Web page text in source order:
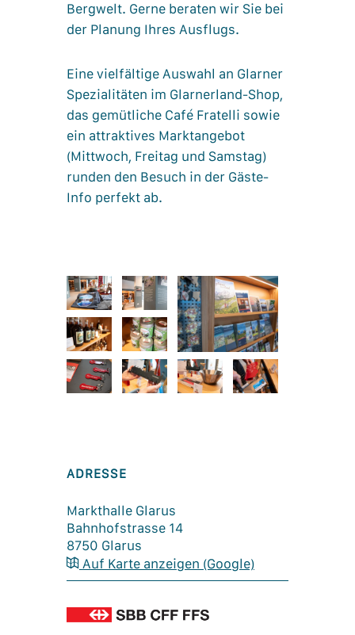
Bergwelt. Gerne beraten wir Sie bei
der Planung Ihres Ausflugs.
Eine vielfältige Auswahl an Glarner
Spezialitäten im Glarnerland-Shop,
das gemütliche Café Fratelli sowie
ein attraktives Marktangebot
(Mittwoch, Freitag und Samstag)
runden den Besuch in der Gäste-
Info perfekt ab.
ADRESSE
Markthalle Glarus
Bahnhofstrasse 14
8750 Glarus
Auf Karte anzeigen (Google)